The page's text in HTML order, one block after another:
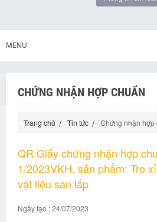
MENU
CHỨNG NHẬN HỢP CHUẨN
Trang chủ Tin tức Chứng nhận hợp
QR Giấy chứng nhận hợp
1/2023VKH, sản phẩm: Tro
vật liệu san lấp
Ngày tạo : 24/07/2023